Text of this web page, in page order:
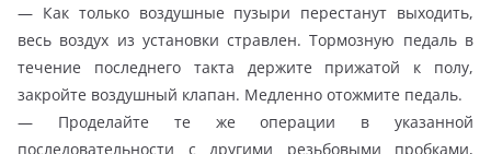
— Как только воздушные пузыри перестанут выходить,
весь воздух из установки стравлен. Тормозную педаль в
течение последнего такта держите прижатой к полу,
закройте воздушный клапан. Медленно отожмите педаль.
— Проделайте те же операции в указанной
последовательности с другими резьбовыми пробками,